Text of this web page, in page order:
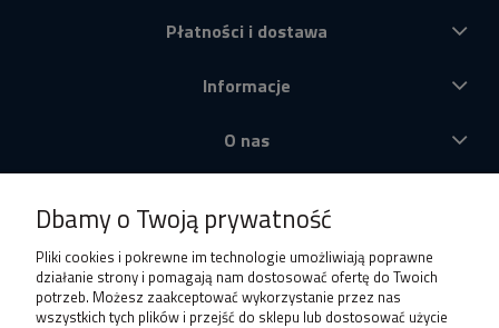
Płatności i dostawa
Informacje
O nas
Dbamy o Twoją prywatność
Pliki cookies i pokrewne im technologie umożliwiają poprawne
działanie strony i pomagają nam dostosować ofertę do Twoich
potrzeb. Możesz zaakceptować wykorzystanie przez nas
wszystkich tych plików i przejść do sklepu lub dostosować użycie